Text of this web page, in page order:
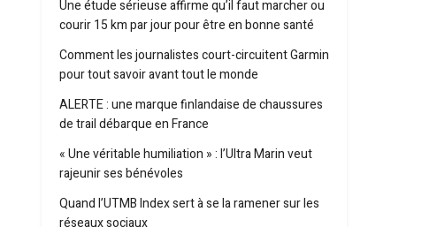
Une étude sérieuse affirme qu’il faut marcher ou
courir 15 km par jour pour être en bonne santé
Comment les journalistes court-circuitent Garmin
pour tout savoir avant tout le monde
ALERTE : une marque finlandaise de chaussures
de trail débarque en France
« Une véritable humiliation » : l’Ultra Marin veut
rajeunir ses bénévoles
Quand l’UTMB Index sert à se la ramener sur les
réseaux sociaux